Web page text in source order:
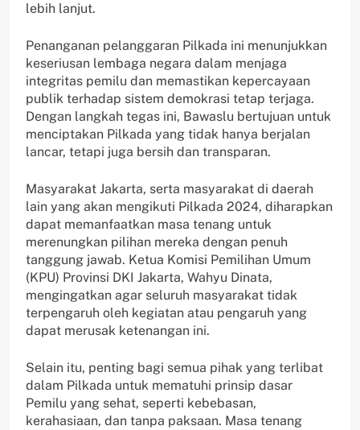
lebih lanjut.
Penanganan pelanggaran Pilkada ini menunjukkan
keseriusan lembaga negara dalam menjaga
integritas pemilu dan memastikan kepercayaan
publik terhadap sistem demokrasi tetap terjaga.
Dengan langkah tegas ini, Bawaslu bertujuan untuk
menciptakan Pilkada yang tidak hanya berjalan
lancar, tetapi juga bersih dan transparan.
Masyarakat Jakarta, serta masyarakat di daerah
lain yang akan mengikuti Pilkada 2024, diharapkan
dapat memanfaatkan masa tenang untuk
merenungkan pilihan mereka dengan penuh
tanggung jawab. Ketua Komisi Pemilihan Umum
(KPU) Provinsi DKI Jakarta, Wahyu Dinata,
mengingatkan agar seluruh masyarakat tidak
terpengaruh oleh kegiatan atau pengaruh yang
dapat merusak ketenangan ini.
Selain itu, penting bagi semua pihak yang terlibat
dalam Pilkada untuk mematuhi prinsip dasar
Pemilu yang sehat, seperti kebebasan,
kerahasiaan, dan tanpa paksaan. Masa tenang